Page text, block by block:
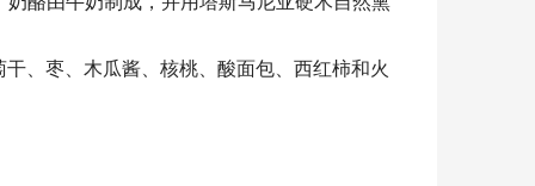
、枣、木瓜酱、核桃、酸面包、西红柿和火